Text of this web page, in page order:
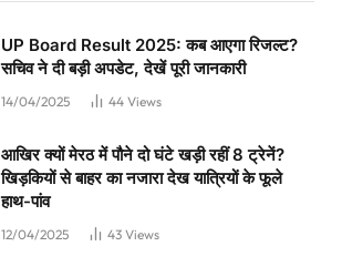
UP Board Result 2025: कब आएगा रिजल्ट?
सचिव ने दी बड़ी अपडेट, देखें पूरी जानकारी
14/04/2025 44 Views
आखिर क्यों मेरठ में पौने दो घंटे खड़ी रहीं 8 ट्रेनें?
खिड़कियों से बाहर का नजारा देख यात्रियों के फूले
हाथ-पांव
12/04/2025 43 Views